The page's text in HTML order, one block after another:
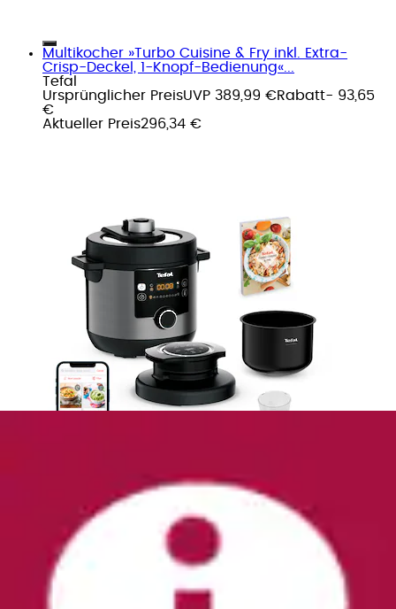
Multikocher »Turbo Cuisine & Fry inkl. Extra-
Crisp-Deckel, 1-Knopf-Bedienung«...
Tefal
Ursprünglicher PreisUVP 389,99 €Rabatt- 93,65
€
Aktueller Preis296,34 €
Wassersprudler »Element One« 3 Sprudelgrade,
vollautomatisches Sprudeln, Cromargan...